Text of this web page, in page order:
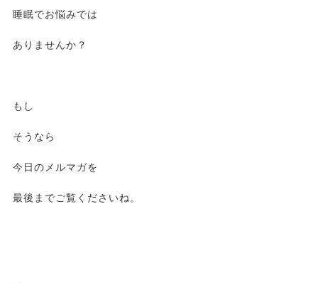
睡眠でお悩みでは
ありませんか？
もし
そうなら
今日のメルマガを
最後までご覧くださいね。